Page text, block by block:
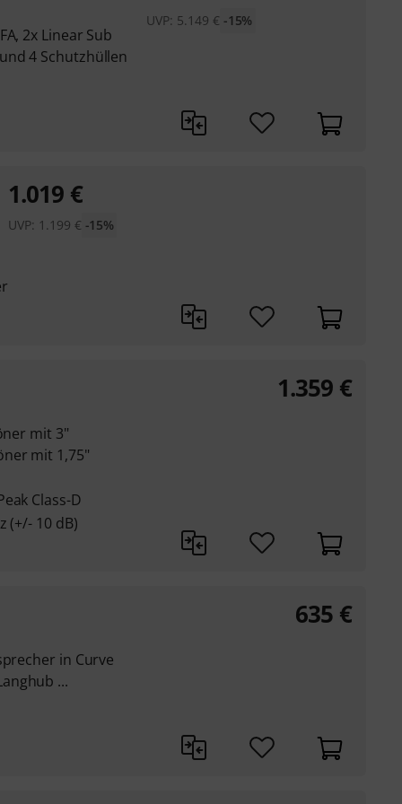
2x Linear Sub
4 Schutzhüllen
UVP: 5.149 € -15%
1.019 €
UVP: 1.199 € -15%
mit 3"
mit 1,75"
Class-D
(+/- 10 dB)
1.359 €
in Curve
...
635 €